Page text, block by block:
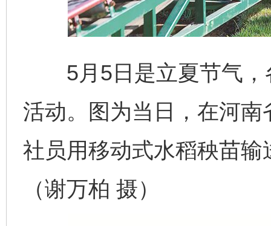
5月5日是立夏节气，
活动。图为当日，在河
社员用移动式水稻秧苗
（谢万柏 摄）